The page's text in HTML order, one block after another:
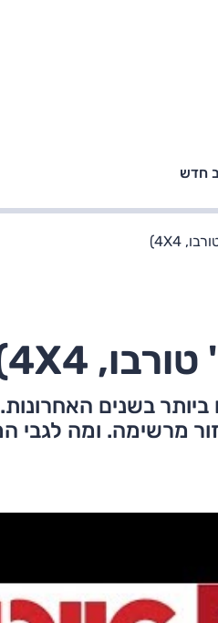
חדש
ראב 4, קיה
רכבי
בשנים
מרשימה. ומה לגבי